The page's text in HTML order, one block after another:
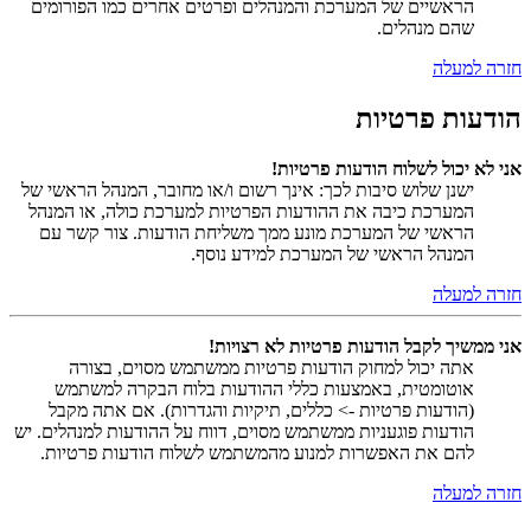
הראשיים של המערכת והמנהלים ופרטים אחרים כמו הפורומים
שהם מנהלים.
חזרה למעלה
הודעות פרטיות
אני לא יכול לשלוח הודעות פרטיות!
ישנן שלוש סיבות לכך: אינך רשום ו/או מחובר, המנהל הראשי של
המערכת כיבה את ההודעות הפרטיות למערכת כולה, או המנהל
הראשי של המערכת מונע ממך משליחת הודעות. צור קשר עם
המנהל הראשי של המערכת למידע נוסף.
חזרה למעלה
אני ממשיך לקבל הודעות פרטיות לא רצויות!
אתה יכול למחוק הודעות פרטיות ממשתמש מסוים, בצורה
אוטומטית, באמצעות כללי ההודעות בלוח הבקרה למשתמש
(הודעות פרטיות -> כללים, תיקיות והגדרות). אם אתה מקבל
הודעות פוגעניות ממשתמש מסוים, דווח על ההודעות למנהלים. יש
להם את האפשרות למנוע מהמשתמש לשלוח הודעות פרטיות.
חזרה למעלה